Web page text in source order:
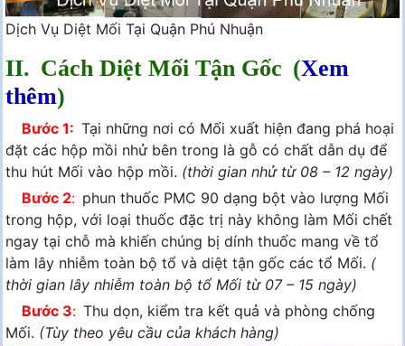
Dịch Vụ Diệt Mối Tại Quận Phú Nhuận
II. Cách Diệt Mối Tận Gốc (Xem
thêm)
Bước 1: Tại những nơi có Mối xuất hiện đang phá hoại
đặt các hộp mồi nhử bên trong là gỗ có chất dẫn dụ để
thu hút Mối vào hộp mồi. (thời gian nhử từ 08 – 12 ngày)
Bước 2: phun thuốc PMC 90 dạng bột vào lượng Mối
trong hộp, với loại thuốc đặc trị này không làm Mối chết
ngay tại chỗ mà khiến chúng bị dính thuốc mang về tổ
làm lây nhiễm toàn bộ tổ và diệt tận gốc các tổ Mối. (
thời gian lây nhiễm toàn bộ tổ Mối từ 07 – 15 ngày)
Bước 3: Thu dọn, kiểm tra kết quả và phòng chống
Mối. (Tùy theo yêu cầu của khách hàng)